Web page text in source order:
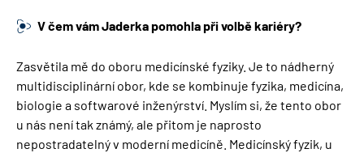
V čem vám Jaderka pomohla při volbě kariéry?
Zasvětila mě do oboru medicínské fyziky. Je to nádherný
multidisciplinární obor, kde se kombinuje fyzika, medicína,
biologie a softwarové inženýrství. Myslím si, že tento obor
u nás není tak známý, ale přitom je naprosto
nepostradatelný v moderní medicíně. Medicínský fyzik, u